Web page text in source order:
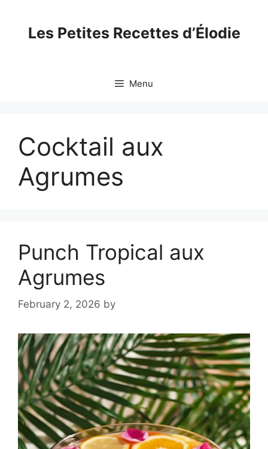
contentLes Petites Recettes d’Élodie
Menu
Cocktail aux
Agrumes
Punch Tropical aux
Agrumes
February 2, 2026 by